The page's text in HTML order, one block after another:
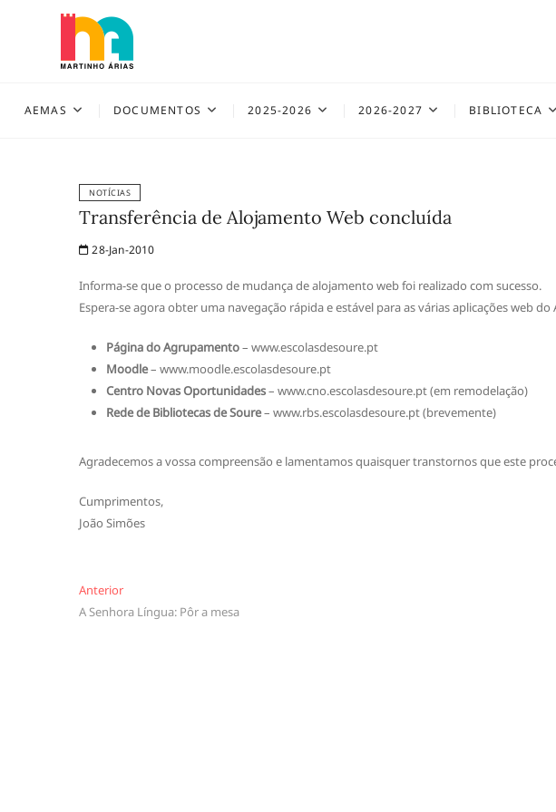
AEMAS DOCUMENTOS 2025-2026 2026-2027 BIBLIOTECA
NOTÍCIAS
Transferência de Alojamento Web concluída
28-Jan-2010
Informa-se que o processo de mudança de alojamento web foi realizado com sucesso.
Espera-se agora obter uma navegação rápida e estável para as várias aplicações web
Página do Agrupamento– www.escolasdesoure.pt
Moodle– www.moodle.escolasdesoure.pt
Centro Novas Oportunidades– www.cno.escolasdesoure.pt (em remodelação)
Rede de Bibliotecas de Soure– www.rbs.escolasdesoure.pt (brevemente)
Agradecemos a vossa compreensão e lamentamos quaisquer transtornos que este
Cumprimentos,
João Simões
Navegação
de
AnteriorAnterior
A Senhora Língua: Pôr a mesa